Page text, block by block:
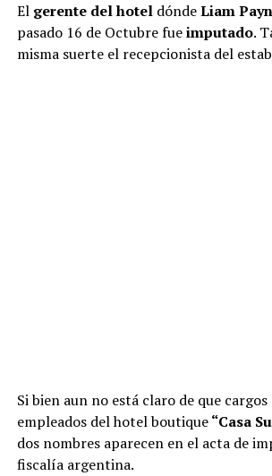
Elgerente del hoteldóndeLiam
pasado 16 de Octubre fueimputado.
misma suerte el recepcionista del
Si bien aun no está claro de que cargos
empleados del hotel boutique“Casa
dos nombres aparecen en el acta de
fiscalía argentina.